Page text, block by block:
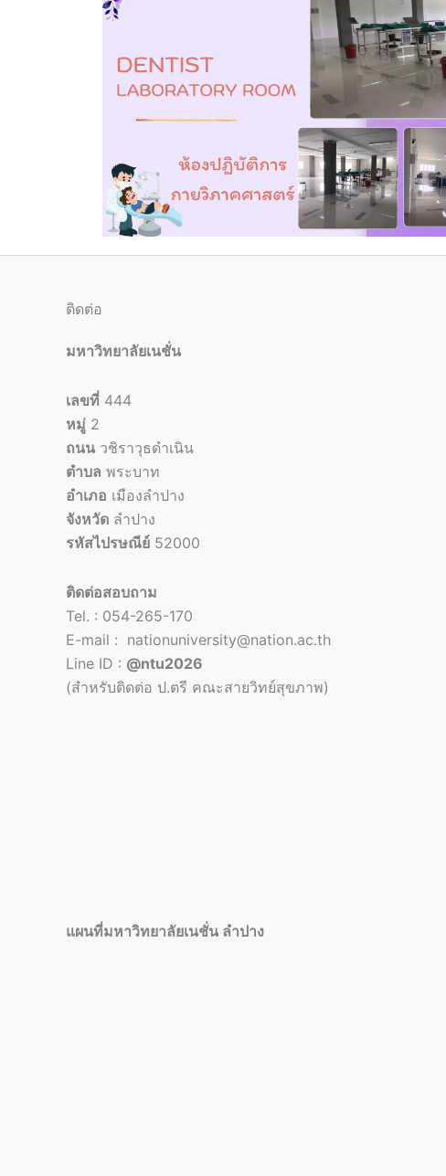
ติดต่อ
มหาวิทยาลัยเนชั่น
เลขที่ 444
หมู่ 2
ถนน วชิราวุธดำเนิน
ตำบล พระบาท
อำเภอ เมืองลำปาง
จังหวัด ลำปาง
รหัสไปรษณีย์ 52000
ติดต่อสอบถาม
Tel. : 054-265-170
E-mail : nationuniversity@nation.ac.th
Line ID : @ntu2026
(สำหรับติดต่อ ป.ตรี คณะสายวิทย์สุขภาพ)
แผนที่มหาวิทยาลัยเนชั่น ลำปาง